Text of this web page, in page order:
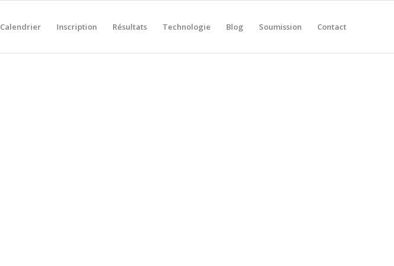
Calendrier Inscription Résultats Technologie Blog Soumission Contact